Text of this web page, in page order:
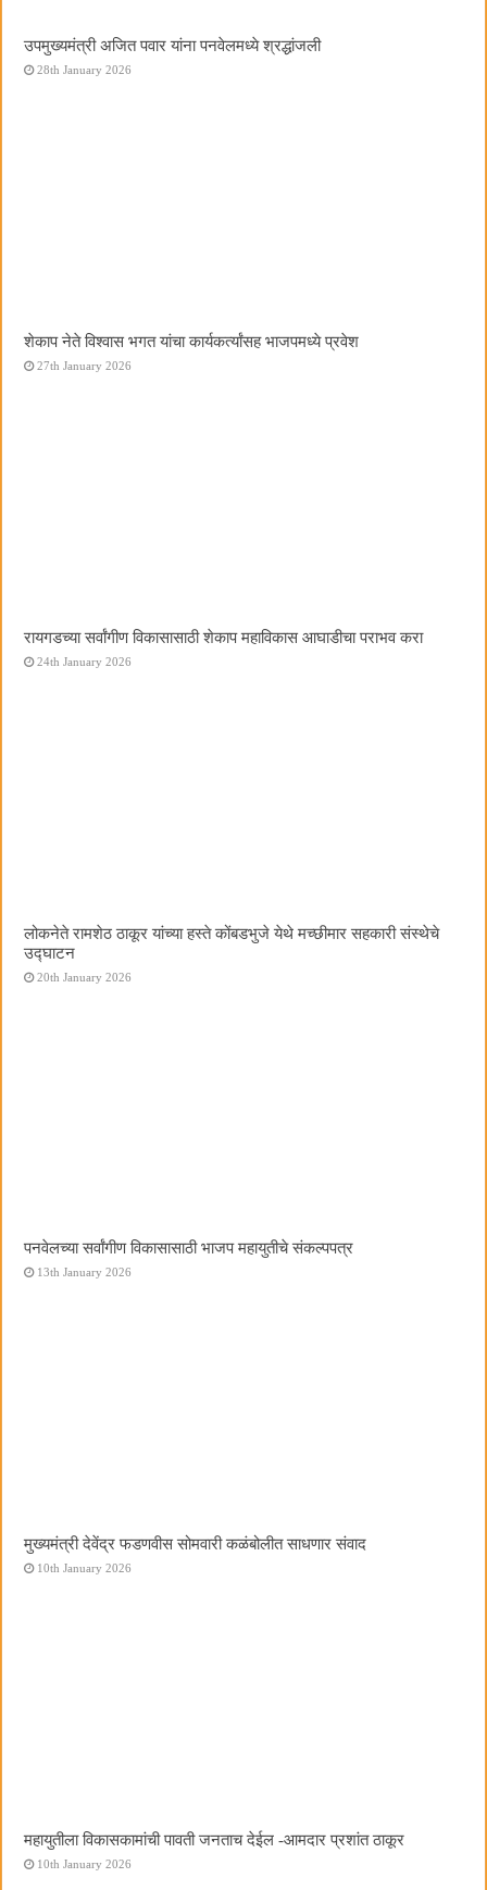
उपमुख्यमंत्री अजित पवार यांना पनवेलमध्ये श्रद्धांजली
28th January 2026
शेकाप नेते विश्वास भगत यांचा कार्यकर्त्यांसह भाजपमध्ये प्रवेश
27th January 2026
रायगडच्या सर्वांगीण विकासासाठी शेकाप महाविकास आघाडीचा पराभव करा
24th January 2026
लोकनेते रामशेठ ठाकूर यांच्या हस्ते कोंबडभुजे येथे मच्छीमार सहकारी संस्थेचे
उद्घाटन
20th January 2026
पनवेलच्या सर्वांगीण विकासासाठी भाजप महायुतीचे संकल्पपत्र
13th January 2026
मुख्यमंत्री देवेंद्र फडणवीस सोमवारी कळंबोलीत साधणार संवाद
10th January 2026
महायुतीला विकासकामांची पावती जनताच देईल -आमदार प्रशांत ठाकूर
10th January 2026